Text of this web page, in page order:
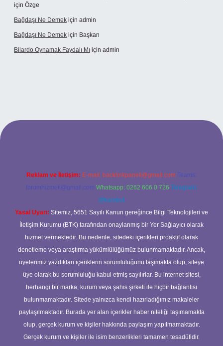
için Özge
Bağdaşı Ne Demek için admin
Bağdaşı Ne Demek için Başkan
Bilardo Oynamak Faydalı Mı için admin
Reklam ve İletişim: E-mail: backlinkpaneli@gmail.com Teams:
forumhizmeti@gmail.com Whatsapp: 0262 606 0 726 Telegram:
@karabul
Yasal Uyarı: Sitemiz, 5651 Sayılı Kanun gereğince Bilgi Teknolojileri ve
İletişim Kurumu (BTK) tarafından onaylanmış bir Yer Sağlayıcı olarak
hizmet vermektedir. Bu nedenle, sitedeki içerikleri proaktif olarak
denetleme veya araştırma yükümlülüğümüz bulunmamaktadır. Ancak,
üyelerimiz yazdıkları içeriklerin sorumluluğunu taşımakta olup, siteye
üye olarak bu sorumluluğu kabul etmiş sayılırlar. Bu internet sitesi,
herhangi bir marka, kurum veya şahıs şirketi ile hiçbir bağlantısı
bulunmamaktadır. Sitede yalnızca kendi hazırladığımız makaleler
paylaşılmaktadır. Burada yer alan içerikler haber niteliği taşımamakta
olup, gerçek kurum ve kişiler hakkında paylaşım yapılmamaktadır.
Gerçek kurum ve kişiler ile isim benzerlikleri tamamen tesadüfidir.